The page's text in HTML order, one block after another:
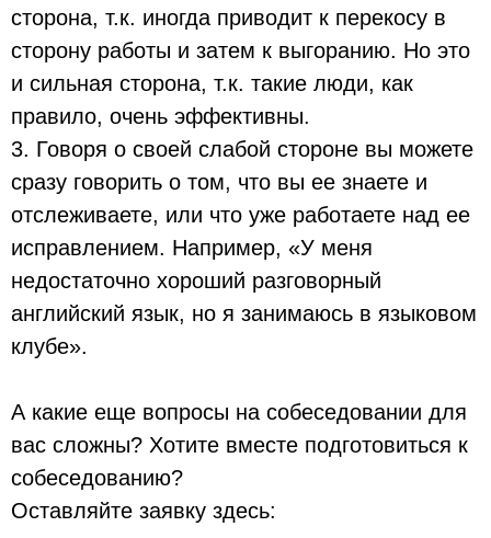
сторона, т.к. иногда приводит к перекосу в
сторону работы и затем к выгоранию. Но это
и сильная сторона, т.к. такие люди, как
правило, очень эффективны.
3. Говоря о своей слабой стороне вы можете
сразу говорить о том, что вы ее знаете и
отслеживаете, или что уже работаете над ее
исправлением. Например, «У меня
недостаточно хороший разговорный
английский язык, но я занимаюсь в языковом
клубе».
А какие еще вопросы на собеседовании для
вас сложны? Хотите вместе подготовиться к
собеседованию?
Оставляйте заявку здесь: